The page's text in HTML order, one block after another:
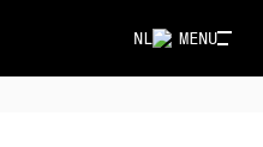
MENU
NL